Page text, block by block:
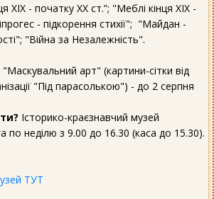
ХІХ - початку XX ст.”; "Меблі кінця ХІХ -
- підкорення стихії"; "Майдан -
"Війна за Незалежність".
арт" (картини-сітки від
"Під парасолькою") - до 2 серпня
Історико-краєзнавчий музей
по неділю з 9.00 до 16.30 (каса до 15.30).
ТУТ